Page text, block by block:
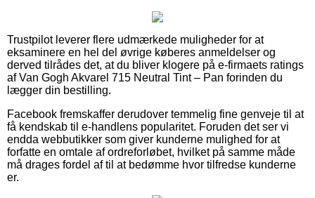
Trustpilot leverer flere udmærkede muligheder for at
eksaminere en hel del øvrige køberes anmeldelser og
derved tilrådes det, at du bliver klogere på e-firmaets ratings
af Van Gogh Akvarel 715 Neutral Tint – Pan forinden du
lægger din bestilling.
Facebook fremskaffer derudover temmelig fine genveje til at
få kendskab til e-handlens popularitet. Foruden det ser vi
endda webbutikker som giver kunderne mulighed for at
forfatte en omtale af ordreforløbet, hvilket på samme måde
må drages fordel af til at bedømme hvor tilfredse kunderne
er.